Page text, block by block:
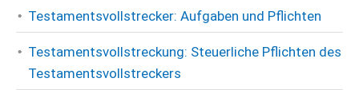
Testamentsvollstrecker: Aufgaben und Pflichten
Testamentsvollstreckung: Steuerliche Pflichten des
Testamentsvollstreckers